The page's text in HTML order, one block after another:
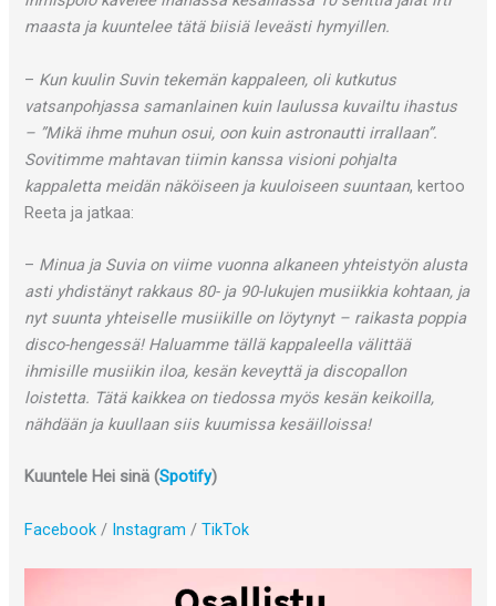
maasta ja kuuntelee tätä biisiä leveästi hymyillen.
– Kun kuulin Suvin tekemän kappaleen, oli kutkutus
vatsanpohjassa samanlainen kuin laulussa kuvailtu ihastus
– ”Mikä ihme muhun osui, oon kuin astronautti irrallaan”.
Sovitimme mahtavan tiimin kanssa visioni pohjalta
kappaletta meidän näköiseen ja kuuloiseen suuntaan, kertoo
Reeta ja jatkaa:
– Minua ja Suvia on viime vuonna alkaneen yhteistyön alusta
asti yhdistänyt rakkaus 80- ja 90-lukujen musiikkia kohtaan, ja
nyt suunta yhteiselle musiikille on löytynyt – raikasta poppia
disco-hengessä! Haluamme tällä kappaleella välittää
ihmisille musiikin iloa, kesän keveyttä ja discopallon
loistetta. Tätä kaikkea on tiedossa myös kesän keikoilla,
nähdään ja kuullaan siis kuumissa kesäilloissa!
Kuuntele Hei sinä (Spotify)
Facebook/ Instagram/TikTok